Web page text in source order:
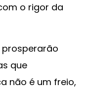
o rigor da
que
não é um freio,